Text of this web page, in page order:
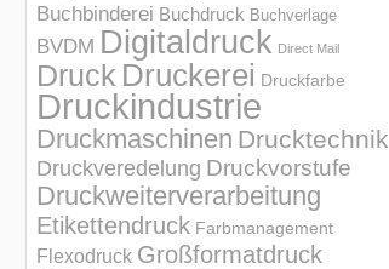
Buchbinderei Buchdruck Buchverlage
BVDM Digitaldruck Direct Mail
Druck Druckerei Druckfarbe
Druckindustrie
Druckmaschinen Drucktechnik
Druckveredelung Druckvorstufe
Druckweiterverarbeitung
Etikettendruck Farbmanagement
Flexodruck Großformatdruck